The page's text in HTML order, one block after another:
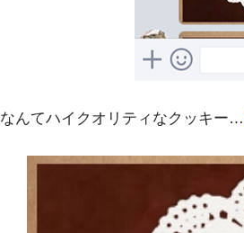
なんてハイクオリティなクッキー…